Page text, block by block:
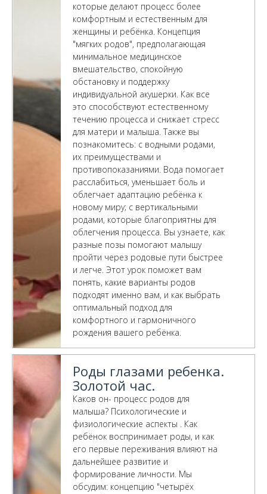
которые делают процесс более
комфортным и естественным для
женщины и ребёнка. Концепция
"мягких родов", предполагающая
минимальное медицинское
вмешательство, спокойную
обстановку и поддержку
индивидуальной акушерки. Как все
это способствуют естественному
течению процесса и снижает стресс
для матери и малыша. Также вы
познакомитесь: с водными родами,
их преимуществами и
противопоказаниями. Вода помогает
расслабиться, уменьшает боль и
облегчает адаптацию ребёнка к
новому миру; с вертикальными
родами, которые благоприятны для
облегчения процесса. Вы узнаете, как
разные позы помогают малышу
пройти через родовые пути быстрее
и легче. Этот урок поможет вам
понять, какие варианты родов
подходят именно вам, и как выбрать
оптимальный подход для
комфортного и гармоничного
рождения вашего ребёнка.
Роды глазами ребенка.
Золотой час.
Каков он- процесс родов для
малыша? Психологические и
физиологические аспекты . Как
ребёнок воспринимает роды, и как
его первые переживания влияют на
дальнейшее развитие и
формирование личности. Мы
обсудим: концепцию "четырёх